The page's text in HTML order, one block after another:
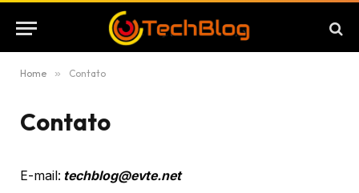
Home » Contato
Contato
E-mail: techblog@evte.net